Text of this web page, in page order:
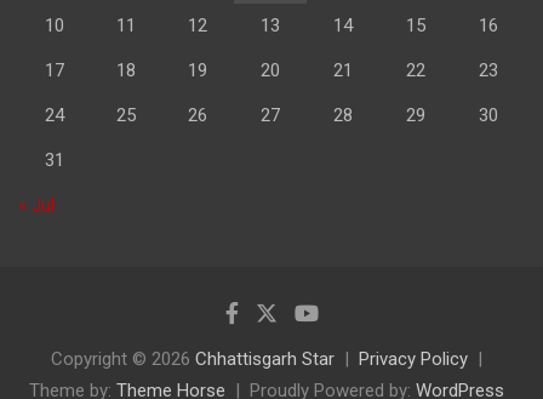
10 11 12 13 14 15 16
17 18 19 20 21 22 23
24 25 26 27 28 29 30
31
« Jul
Copyright © 2026 Chhattisgarh Star
Privacy Policy
Theme by: Theme Horse Proudly Powered by: WordPress